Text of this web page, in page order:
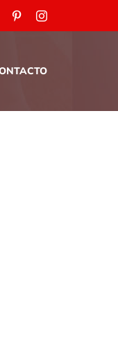
PinterestInstagram